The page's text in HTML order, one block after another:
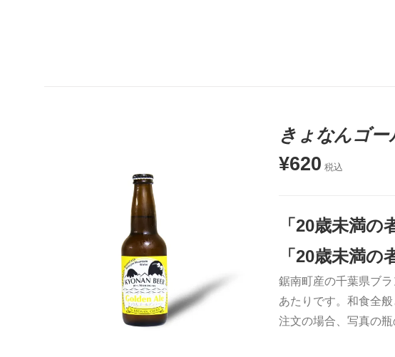
お買い物カゴに追加 QUICK VIEW
きょなんゴ
¥620 税込
「20歳未満
「20歳未満
鋸南町産の千葉県ブ
あたりです。和食全
注文の場合、写真の